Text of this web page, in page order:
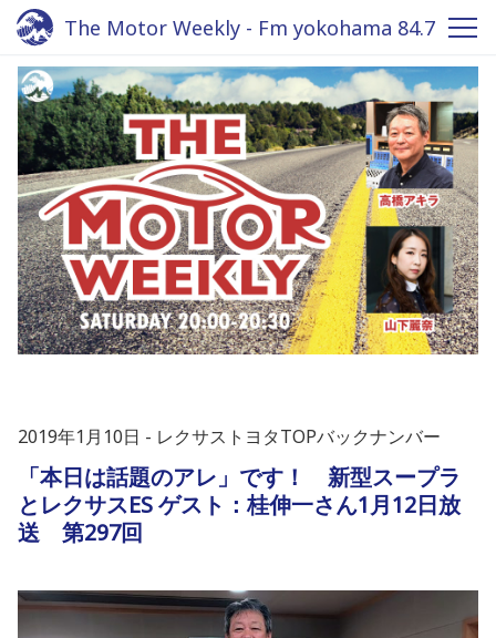
The Motor Weekly - Fm yokohama 84.7
2019年1月10日 レクサストヨタTOPバックナンバー
「本日は話題のアレ」です！ 新型スープラ
とレクサスES ゲスト：桂伸一さん1月12日放
送 第297回